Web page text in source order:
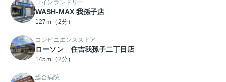
コインランドリー
WASH-MAX 我孫子店
127ｍ（2分）
コンビニエンスストア
ローソン 住吉我孫子二丁目店
145ｍ（2分）
総合病院